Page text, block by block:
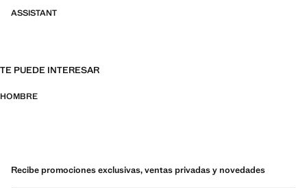
ASSISTANT
TE PUEDE INTERESAR
HOMBRE
Recibe promociones exclusivas, ventas privadas y novedades